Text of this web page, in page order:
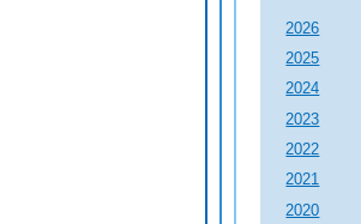
2026
2025
2024
2023
2022
2021
2020